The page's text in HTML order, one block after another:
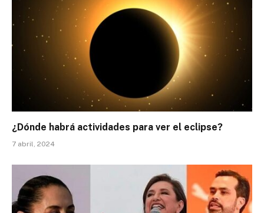
¿Dónde habrá actividades para ver el eclipse?
7 abril, 2024